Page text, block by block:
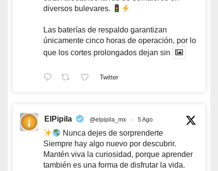
diversos bulevares.
Las baterías de respaldo garantizan
únicamente cinco horas de operación, por lo
que los cortes prolongados dejan sin
Twitter
ElPipila @elpipila_mx · 5 Ago
Nunca dejes de sorprenderte
Siempre hay algo nuevo por descubrir.
Mantén viva la curiosidad, porque aprender
también es una forma de disfrutar la vida.